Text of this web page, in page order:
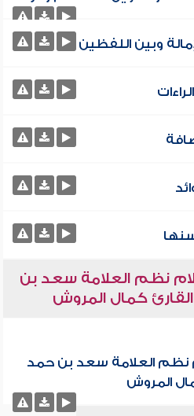
وبين اللفظين
نظم العلامة سعد بن
كمال المروش
نظم العلامة سعد بن حمد
المروش